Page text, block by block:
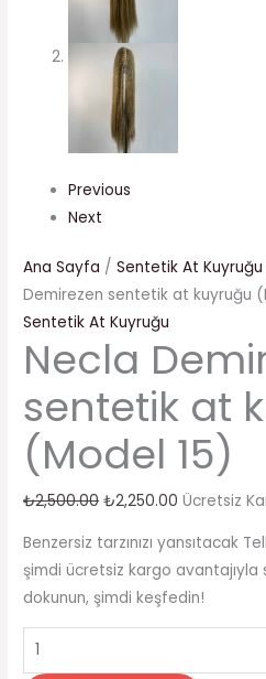
Previous
Next
Ana Sayfa /Sentetik At Kuyruğu
Demirezen sentetik at kuyruğu
Sentetik At Kuyruğu
Necla
sentetik at
(Model 15)
₺2,500.00 ₺2,250.00 Ücretsiz
Benzersiz tarzınızı yansıtacak
şimdi ücretsiz kargo avantajıyla
dokunun, şimdi keşfedin!